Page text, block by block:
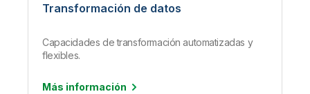
Transformación de datos
Capacidades de transformación automatizadas y
flexibles.
Más información